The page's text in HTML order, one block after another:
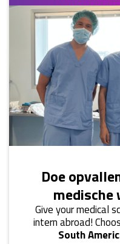
Doe
medische
Give your medical
intern abroad!
South